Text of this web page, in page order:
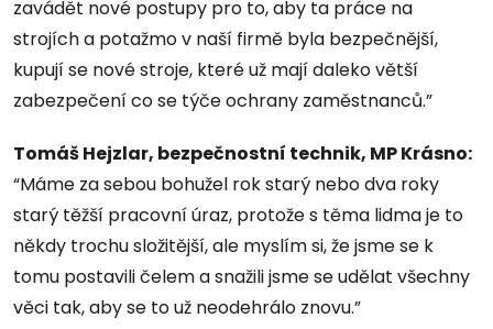
zavádět nové postupy pro to, aby ta práce na
strojích a potažmo v naší firmě byla bezpečnější,
kupují se nové stroje, které už mají daleko větší
zabezpečení co se týče ochrany zaměstnanců.”
Tomáš Hejzlar, bezpečnostní technik, MP Krásno:
“Máme za sebou bohužel rok starý nebo dva roky
starý těžší pracovní úraz, protože s těma lidma je to
někdy trochu složitější, ale myslím si, že jsme se k
tomu postavili čelem a snažili jsme se udělat všechny
věci tak, aby se to už neodehrálo znovu.”